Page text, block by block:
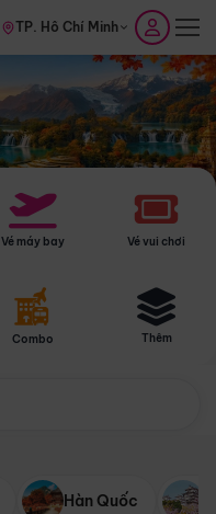
TP. Hồ Chí Minh
Vé máy bay Vé vui chơi
Combo Thêm
Hàn Quốc